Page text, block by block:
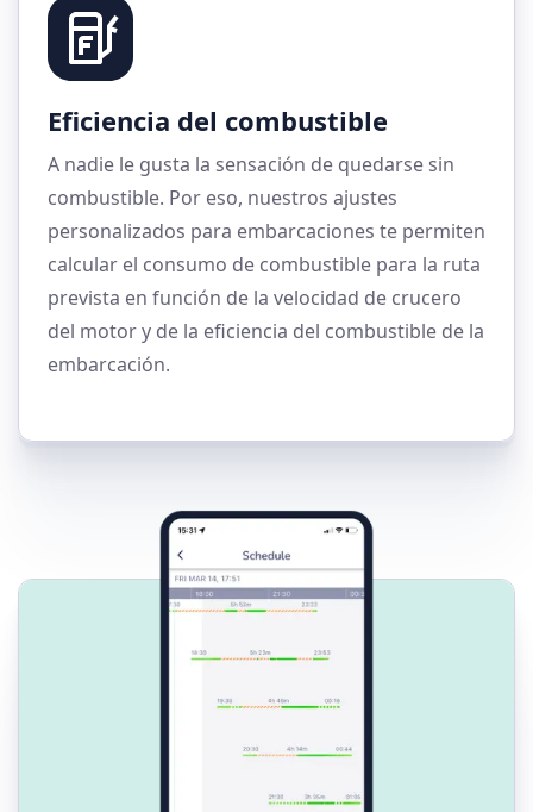
Eficiencia del combustible
A nadie le gusta la sensación de quedarse sin
combustible. Por eso, nuestros ajustes
personalizados para embarcaciones te permiten
calcular el consumo de combustible para la ruta
prevista en función de la velocidad de crucero
del motor y de la eficiencia del combustible de la
embarcación.